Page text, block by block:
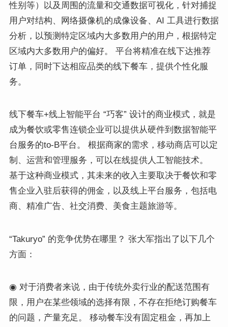
性别等）以及周围的流量和交通数据可视化，针对捕捉
用户对结构、网络摄像机的成像设备、AI 工具进行数据
分析，以预测特定区域内大多数用户的用户，根据特定
区域内大多数用户的偏好。 平台将精准在线下达推荐
订单，同时下达相应品类的线下餐车，提供个性化服
务。
线下餐车+线上智能平台 “巧客” 设计的商业模式，就是
成为餐饮或零售连锁企业可以提供从硬件到数据智能平
台服务的to-B平台。 根据商家的需求，移动商店可以定
制、运营和管理服务，可以在线提供人工智能技术。
基于这种商业模式，其未来的收入主要取决于餐饮和零
售企业入驻后获得的佣金，以及线上平台服务，包括电
商、精准广告、社交消费、美食主题旅游等。
“Takuryo” 的竞争优势在哪里？ 张大军指出了以下几个
方面：
◉ 对于消费者来说，由于传统外卖行业的配送范围有
限，用户在某些领域的选择有限，不存在拒绝订购餐车
的问题，产量充足。 移动餐车没有固定租金，再加上